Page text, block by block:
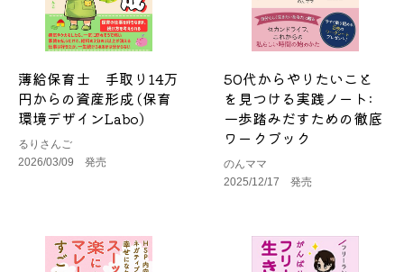
薄給保育士 手取り14万
円からの資産形成 (保育
環境デザインLabo)
るりさんご
2026/03/09 発売
50代からやりたいこと
を見つける実践ノート:
一歩踏みだすための徹底
ワークブック
のんママ
2025/12/17 発売